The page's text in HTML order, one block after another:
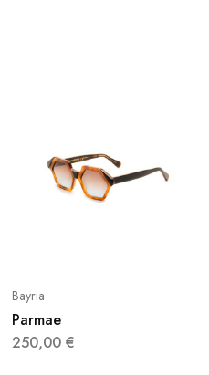
Bayria
Parmae
250,00 €